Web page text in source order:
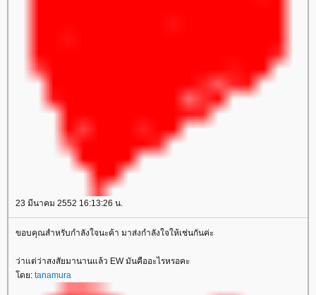
23 มีนาคม 2552 16:13:26 น.
ขอบคุณสำหรับกำลังใจนะค้า มาส่งกำลังใจให้เช่นกันค่ะ
ว่าแต่ว่าสงสัยมานานแล้ว EW มันคืออะไรหรอคะ
ดย: tanamura